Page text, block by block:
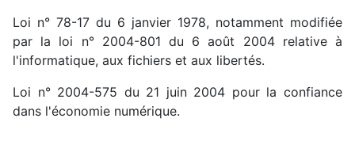
Loi n° 78-17 du 6 janvier 1978, notamment modifiée
par la loi n° 2004-801 du 6 août 2004 relative à
l'informatique, aux fichiers et aux libertés.
Loi n° 2004-575 du 21 juin 2004 pour la confiance
dans l'économie numérique.